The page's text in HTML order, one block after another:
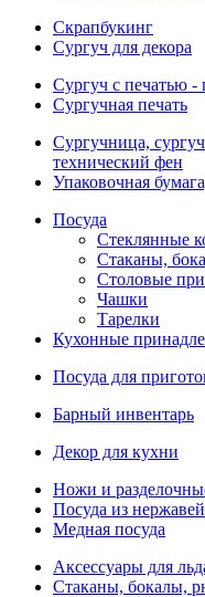
Скрапбукинг
Сургуч для декора
Сургуч с печатью
Сургучная печать
Сургучница,
технический фен
Упаковочная
Посуда
Стеклянные
Стаканы,
Столовые
Чашки
Тарелки
Кухонные
Посуда для
Барный инвентарь
Декор для кухни
Ножи и
Посуда из
Медная посуда
Аксессуары для
Стаканы, бокалы,